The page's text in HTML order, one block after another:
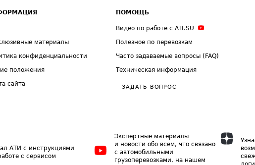
материалы
конфиденциальности
положения
сайта
ПОМОЩЬ
Видео по работе с ATI.SU
Полезное по перевозкам
Часто задаваемые вопросы (FAQ)
Техническая информация
ЗАДАТЬ ВОПРОС
АТИ с инструкциями
с сервисом
Экспертные материалы
и новости обо всем, что связано
с автомобильными
грузоперевозками, на нашем